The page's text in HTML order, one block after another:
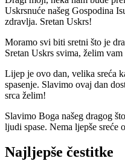
Uskrsnuće našeg Gospodina
zdravlja. Sretan Uskrs!
Moramo svi biti sretni što je
Sretan Uskrs svima, želim
Lijep je ovo dan, velika sreća
spasenje. Slavimo ovaj dan
srca želim!
Slavimo Boga našeg dragog
ljudi spase. Nema ljepše sreće
Najljepše čestitke